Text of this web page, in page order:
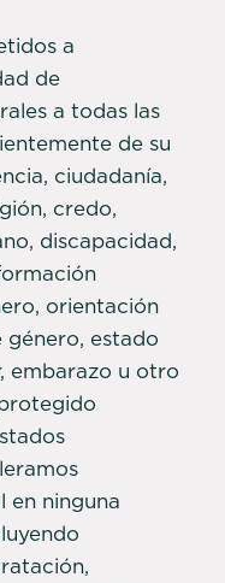
a
de
a todas las
de su
ciudadanía,
credo,
discapacidad,
orientación
género, estado
embarazo u otro
en ninguna